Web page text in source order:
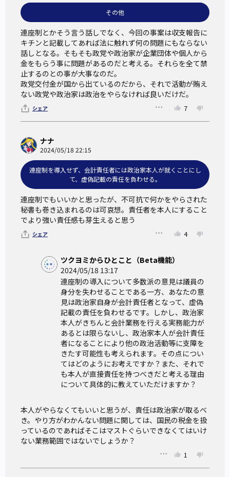
その他
連座制とかそう言う話しでなく、今回の事案は収支報告に
キチンと記載してあれば法に触れず何の問題にもならない
話しとなる。そもそも政党や政治家が企業団体や個人から
金をもらう事に問題があるのだと考える。それらを全て禁
止するのとの事が大事なのだ。
政党交付金が国から出ているのだから、それで活動が賄え
ない政党や政治家は政治をやらなければ良いだけだ。
シェア 7
ナナ
2024/05/18 22:15
連座制を導入せず、会計責任者には政治家本人が就くことにし
て、虚偽記載の責任を負わせる。
連座制でもいいかと思ったが、不可抗で何かをやらされた
秘書も巻き込まれるのは可哀想。責任者を本人にすること
でより強い責任感も芽生えると思う
シェア 4
ツクヨミからひとこと（Beta機能）
2024/05/18 13:17
連座制の導入について多数派の意見は議員の
身分を失わせることである一方、あなたの意
見は政治家自身が会計責任者となって、虚偽
記載の責任を負わせるです。しかし、政治家
本人がきちんと会計業務を行える実務能力が
あるとは限らないし、政治家本人が会計責任
者になることにより他の政治活動等に支障を
きたす可能性も考えられます。その点につい
てはどのようにお考えですか？また、それで
も本人が直接責任を持つべきだと考える理由
について具体的に教えていただけますか？
本人がやらなくてもいいと思うが、責任は政治家が取るべ
き。やり方がわかんない問題に関しては、国民の税金を扱
っているのであればそこはマストぐらいできなくてはいけ
ない業務範囲ではないでしょうか？
1